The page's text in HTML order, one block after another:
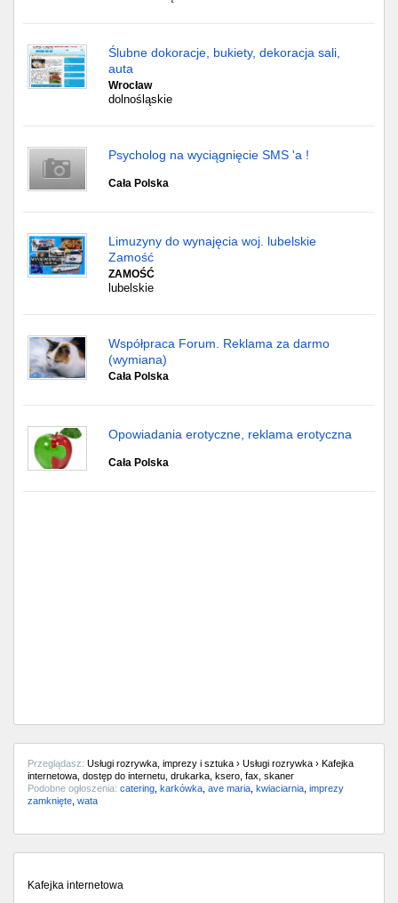
Ślubne dokoracje, bukiety, dekoracja sali,
auta
Wrocław
dolnośląskie
Psycholog na wyciągnięcie SMS 'a !
Cała Polska
Limuzyny do wynajęcia woj. lubelskie
Zamość
ZAMOŚĆ
lubelskie
Współpraca Forum. Reklama za darmo
(wymiana)
Cała Polska
Opowiadania erotyczne, reklama erotyczna
Cała Polska
Przeglądasz: Usługi rozrywka, imprezy i sztuka › Usługi rozrywka › Kafejka
internetowa, dostęp do internetu, drukarka, ksero, fax, skaner
Podobne ogłoszenia: catering karkówka ave maria kwiaciarnia imprezy
zamknięte wata
Kafejka internetowa